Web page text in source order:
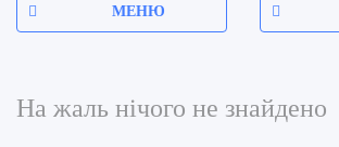
МЕНЮ
На жаль нічого не знайдено